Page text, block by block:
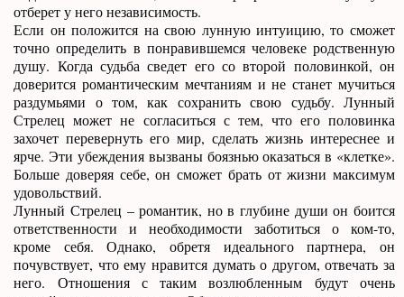
отберет у него независимость.
Если он положится на свою лунную интуицию, то сможет
точно определить в понравившемся человеке родственную
душу. Когда судьба сведет его со второй половинкой, он
доверится романтическим мечтаниям и не станет мучиться
раздумьями о том, как сохранить свою судьбу. Лунный
Стрелец может не согласиться с тем, что его половинка
захочет перевернуть его мир, сделать жизнь интереснее и
ярче. Эти убеждения вызваны боязнью оказаться в «клетке».
Больше доверяя себе, он сможет брать от жизни максимум
удовольствий.
Лунный Стрелец – романтик, но в глубине души он боится
ответственности и необходимости заботиться о ком-то,
кроме себя. Однако, обретя идеального партнера, он
почувствует, что ему нравится думать о другом, отвечать за
него. Отношения с таким возлюбленным будут очень